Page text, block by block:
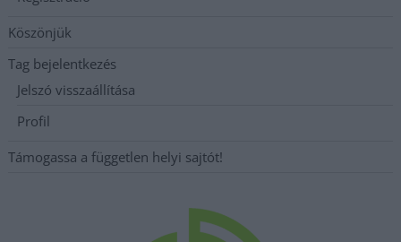
Köszönjük
Tag bejelentkezés
Jelszó visszaállítása
Profil
Támogassa a független helyi sajtót!